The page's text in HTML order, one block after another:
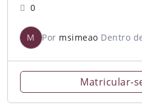
0
M Por msimeao Dentro
Matricular-